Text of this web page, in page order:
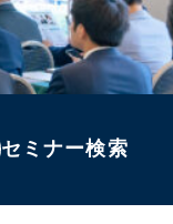
セミナー検索